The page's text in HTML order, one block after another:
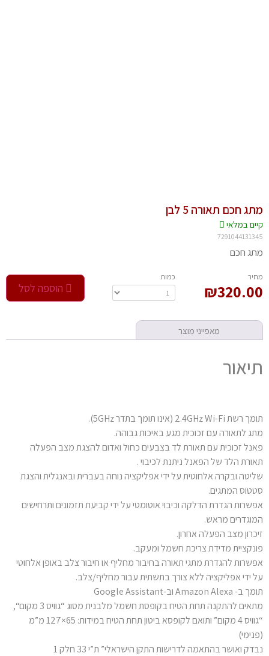
מתג חכם תאורה 5 לבן
קיים במלאי‬
7291044131345
מתג חכם
‫מחיר‬
₪320.00
‫כמות‬
הוספה לסל
מאפייני מוצר
תיאור
תומך רשת 2.4GHz Wi-Fi (אינו תומך בתדר 5GHz).
מתג לתאורה עם זכוכית מגע באיכות גבוהה.
פאנל זכוכית עם תאורת לד בצבעים כחול ואדום להצגת מצב הפעלה
תאורת הלד של הפאנל ניתנת לכיבוי .
שליטה ובקרה אלחוטית על ידי אפליקציה נוחה בעברית ובאנגלית והצגת
סטטוס המתגים.
אפשרות הגדרת הדלקה וכיבוי אוטומטי על ידי קביעת תזמונים ותרחישים
המוגדרים מראש.
זיכרון מצב הפעלה אחרון.
פונקציית מדידת צריכת חשמל ומעקב.
אפשרות להגדרת מתגי תאורה בחיבור מחליף או חיבור צלב באופן אלחוטי
על ידי אפליקציה ללא צורך בתשתית עבור מחליף/צלב.
תומך ב- Amazon Alexa וב-Google Assistant
מתאים להתקנה תחת הטיח בקופסת חשמל מלבנית מסוג “גוויס 3 מקום“,
“גוויס 4 מקום” ותואם לקופסא ביטון תחת הטיח במידות: 65×127 מ”מ
(פנימי)
נבדק ואושר בהתאמה לדרישות התקן הישראלי” ת”י 33 חלק 1